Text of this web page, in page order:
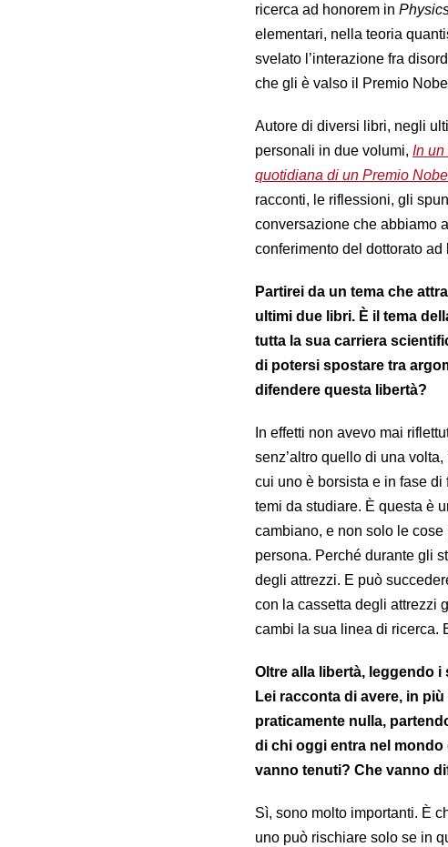
ricerca ad honorem in
elementari, nella teoria
svelato l’interazione fra
che gli è valso il Premio
Autore di diversi libri, negli
personali in due volumi, In
quotidiana di un Premio
racconti, le riflessioni, gli
conversazione che abbiamo
conferimento del dottorato
Partirei da un tema che
ultimi due libri. È il tema
tutta la sua carriera
di potersi spostare tra
difendere questa libertà?
In effetti non avevo mai
senz’altro quello di una
cui uno è borsista e in fase
temi da studiare. È questa è
cambiano, e non solo le
persona. Perché durante gli
degli attrezzi. E può
con la cassetta degli attrezzi
cambi la sua linea di ricerca.
Oltre alla libertà, leggendo i
Lei racconta di avere, in
praticamente nulla,
di chi oggi entra nel mondo
vanno tenuti? Che vanno
Sì, sono molto importanti. È
uno può rischiare solo se in